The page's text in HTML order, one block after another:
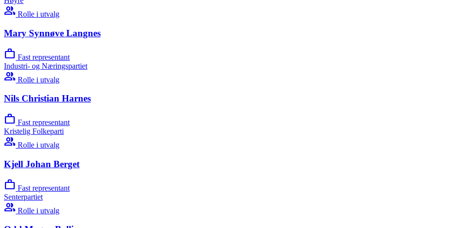
group Rolle i utvalg
Mary Synnøve Langnes
work Fast representant
Industri- og Næringspartiet
group Rolle i utvalg
Nils Christian Harnes
work Fast representant
Kristelig Folkeparti
group Rolle i utvalg
Kjell Johan Berget
work Fast representant
Senterpartiet
group Rolle i utvalg